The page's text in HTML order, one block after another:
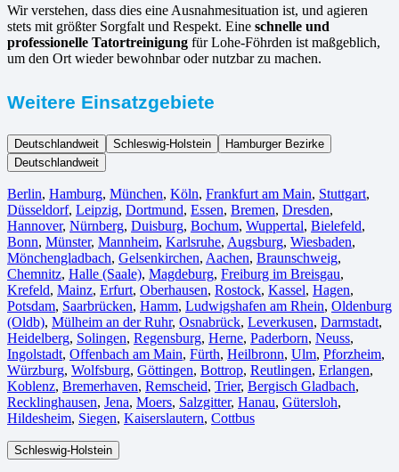
Wir verstehen, dass dies eine Ausnahmesituation ist, und agieren
stets mit größter Sorgfalt und Respekt. Eine schnelle und
professionelle Tatortreinigung für Lohe-Föhrden ist maßgeblich,
um den Ort wieder bewohnbar oder nutzbar zu machen.
Weitere Einsatzgebiete
Deutschlandweit Schleswig-Holstein
Hamburger Bezirke
Deutschlandweit
Berlin⁠, Hamburg, München, Köln⁠, Frankfurt am Main, Stuttgart,
Düsseldorf, Leipzig, Dortmund, Essen, Bremen, Dresden,
Hannover, Nürnberg, Duisburg⁠, Bochum, Wuppertal⁠, Bielefeld⁠,
Bonn⁠, Münster⁠, Mannheim, Karlsruhe, Augsburg, Wiesbaden⁠,
Mönchengladbach⁠, Gelsenkirchen⁠, Aachen⁠, Braunschweig,
Chemnitz⁠, Halle (Saale)⁠, Magdeburg, Freiburg im Breisgau⁠,
Krefeld⁠, Mainz⁠, Erfurt, Oberhausen⁠, Rostock⁠, Kassel⁠, Hagen,
Potsdam, Saarbrücken⁠, Hamm, Ludwigshafen am Rhein⁠, Oldenburg
(Oldb), Mülheim an der Ruhr, Osnabrück⁠, Leverkusen, Darmstadt⁠,
Heidelberg, Solingen, Regensburg, Herne⁠, Paderborn, Neuss,
Ingolstadt, Offenbach am Main, Fürth⁠, Heilbronn, Ulm⁠, Pforzheim,
Würzburg, Wolfsburg⁠, Göttingen, Bottrop, Reutlingen, Erlangen⁠,
Koblenz, Bremerhaven⁠, Remscheid, Trier⁠, Bergisch Gladbach,
Recklinghausen, Jena⁠, Moers⁠, Salzgitter⁠, Hanau, Gütersloh,
Hildesheim⁠, Siegen⁠, Kaiserslautern⁠, Cottbus⁠
Schleswig-Holstein